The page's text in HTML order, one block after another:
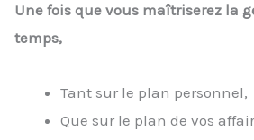
Une fois que vous maîtriserez la
temps,
Tant sur le plan personnel,
Que sur le plan de vos